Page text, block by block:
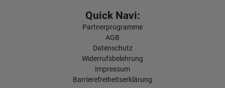
Quick Navi:
Partnerprogramme
AGB
Datenschutz
Widerrufsbelehrung
Impressum
Barrierefreiheitserklärung